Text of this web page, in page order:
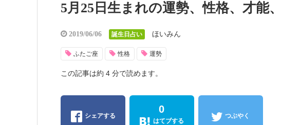
5月25日生まれの運勢、性格、才能
2019/06/06 誕生日占い ほいみん
ふたご座 性格 運勢
この記事は約 4 分で読めます。
シェアする
0
はてブする
つぶやく